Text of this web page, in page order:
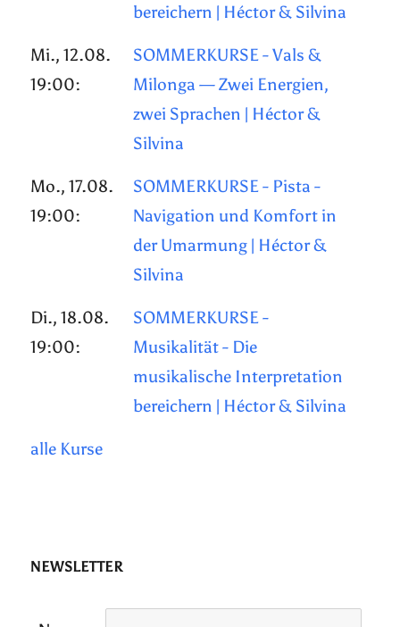
bereichern | Héctor & Silvina
Mi., 12.08.
19:00:
SOMMERKURSE - Vals &
Milonga — Zwei Energien,
zwei Sprachen | Héctor &
Silvina
Mo., 17.08.
19:00:
SOMMERKURSE - Pista -
Navigation und Komfort in
der Umarmung | Héctor &
Silvina
Di., 18.08.
19:00:
SOMMERKURSE -
Musikalität - Die
musikalische Interpretation
bereichern | Héctor & Silvina
alle Kurse
NEWSLETTER